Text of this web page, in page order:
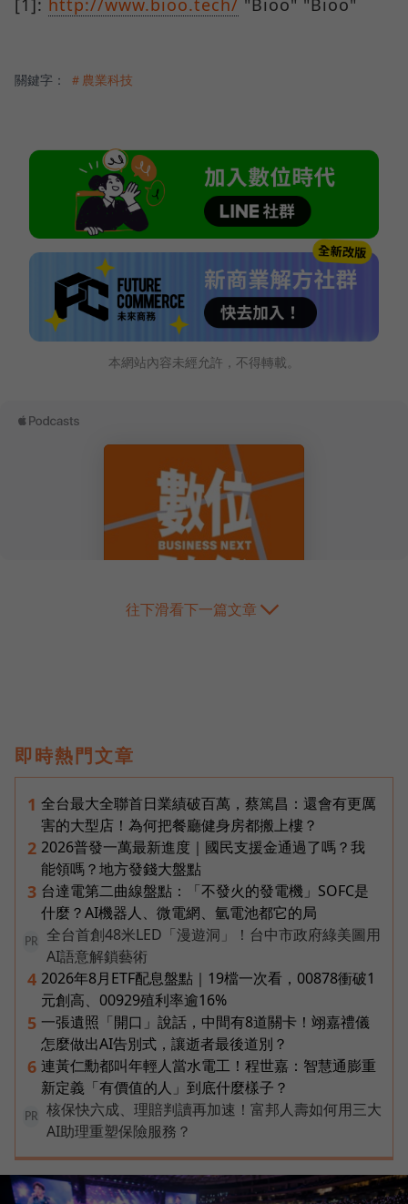
[1]: http://www.bioo.tech/ "Bioo" "Bioo"
關鍵字： ＃農業科技
本網站內容未經允許，不得轉載。
往下滑看下一篇文章
即時熱門文章
1 全台最大全聯首日業績破百萬，蔡篤昌：還會有更厲
害的大型店！為何把餐廳健身房都搬上樓？
2 2026普發一萬最新進度｜國民支援金通過了嗎？我
能領嗎？地方發錢大盤點
3 台達電第二曲線盤點：「不發火的發電機」SOFC是
什麼？AI機器人、微電網、氫電池都它的局
PR
全台首創48米LED「漫遊洞」！台中市政府綠美圖用
AI語意解鎖藝術
4 2026年8月ETF配息盤點｜19檔一次看，00878衝破1
元創高、00929殖利率逾16%
5 一張遺照「開口」說話，中間有8道關卡！翊嘉禮儀
怎麼做出AI告別式，讓逝者最後道別？
6 連黃仁勳都叫年輕人當水電工！程世嘉：智慧通膨重
新定義「有價值的人」到底什麼樣子？
PR
核保快六成、理賠判讀再加速！富邦人壽如何用三大
AI助理重塑保險服務？